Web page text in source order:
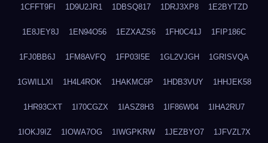
1CFFT9FI 1D9U2JR1 1DBSQ817 1DRJ3XP8 1E2BYTZD
1E8JEY8J 1EN94O56 1EZXAZS6 1FH0C41J 1FIP186C
1FJ0BB6J 1FM8AVFQ 1FP03I5E 1GL2VJGH 1GRISVQA
1GWILLXI 1H4L4ROK 1HAKMC6P 1HDB3VUY 1HHJEK58
1HR93CXT 1I70CGZX 1IASZ8H3 1IF86W04 1IHA2RU7
1IOKJ9IZ 1IOWA7OG 1IWGPKRW 1JEZBYO7 1JFVZL7X